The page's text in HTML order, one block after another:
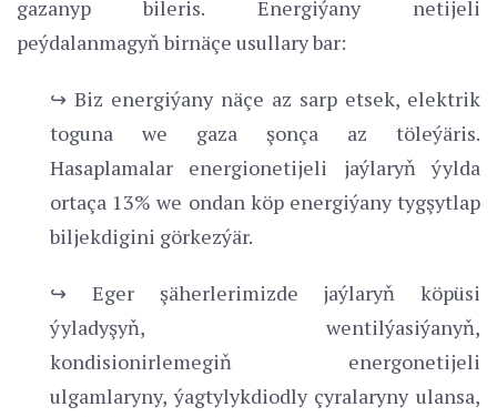
gazanyp bileris. Energiýany netijeli
peýdalanmagyň birnäçe usullary bar:
↪ Biz energiýany näçe az sarp etsek, elektrik
toguna we gaza şonça az töleýäris.
Hasaplamalar energionetijeli jaýlaryň ýylda
ortaça 13% we ondan köp energiýany tygşytlap
biljekdigini görkezýär.
↪ Eger şäherlerimizde jaýlaryň köpüsi
ýyladyşyň, wentilýasiýanyň,
kondisionirlemegiň energonetijeli
ulgamlaryny, ýagtylykdiodly çyralaryny ulansa,